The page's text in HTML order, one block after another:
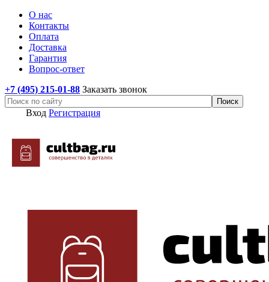
О нас
Контакты
Оплата
Доставка
Гарантия
Вопрос-ответ
+7 (495) 215-01-88 Заказать звонок
Вход Регистрация